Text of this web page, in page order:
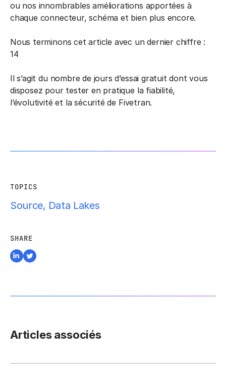
ou nos innombrables améliorations apportées à
chaque connecteur, schéma et bien plus encore.
Nous terminons cet article avec un dernier chiffre :
14
Il s’agit du nombre de jours d’essai gratuit dont vous
disposez pour tester en pratique la fiabilité,
l’évolutivité et la sécurité de Fivetran.
TOPICS
Source, Data Lakes
SHARE
Articles associés